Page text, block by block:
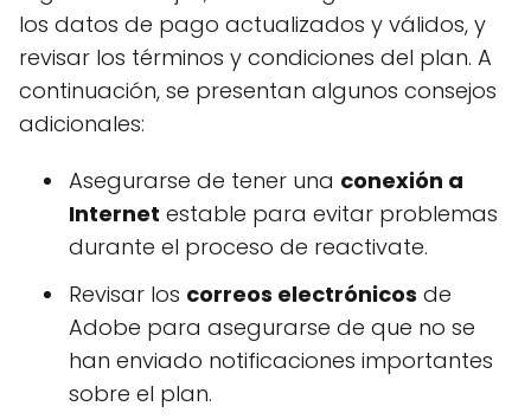
los datos de pago actualizados y válidos, y
revisar los términos y condiciones del plan. A
continuación, se presentan algunos consejos
adicionales:
Asegurarse de tener una conexión a
Internet estable para evitar problemas
durante el proceso de reactivate.
Revisar los correos electrónicos de
Adobe para asegurarse de que no se
han enviado notificaciones importantes
sobre el plan.